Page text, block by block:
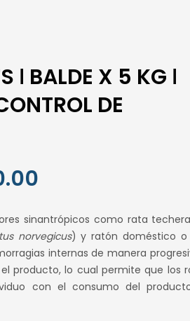
ǀ BALDE X 5 KG ǀ
DE
actual
es:
S/ 230.00.
sinantrópicos como rata
norvegicus) y ratón doméstico o
internas de manera
producto, lo cual permite que los
con el consumo del